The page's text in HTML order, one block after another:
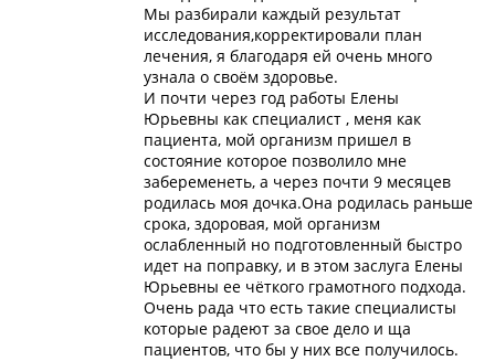
Мы разбирали каждый результат
исследования,корректировали план
лечения, я благодаря ей очень много
узнала о своём здоровье.
И почти через год работы Елены
Юрьевны как специалист , меня как
пациента, мой организм пришел в
состояние которое позволило мне
забеременеть, а через почти 9 месяцев
родилась моя дочка.Она родилась раньше
срока, здоровая, мой организм
ослабленный но подготовленный быстро
идет на поправку, и в этом заслуга Елены
Юрьевны ее чёткого грамотного подхода.
Очень рада что есть такие специалисты
которые радеют за свое дело и ща
пациентов, что бы у них все получилось.